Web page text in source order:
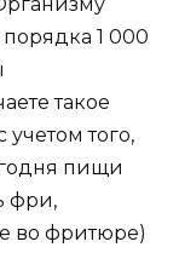
1 000
такое
того,
пищи
фри,
во фритюре)